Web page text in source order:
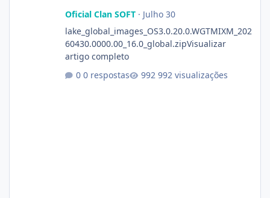
Oficial Clan SOFT· Julho 30
lake_global_images_OS3.0.20.0.WGTMIXM_202
60430.0000.00_16.0_global.zipVisualizar
artigo completo
0 respostas
992 visualizações